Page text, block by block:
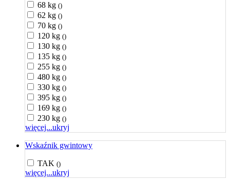
68 kg ()
62 kg ()
70 kg ()
120 kg ()
130 kg ()
135 kg ()
255 kg ()
480 kg ()
330 kg ()
395 kg ()
169 kg ()
230 kg ()
więcej...ukryj
Wskaźnik gwintowy
TAK ()
więcej...ukryj